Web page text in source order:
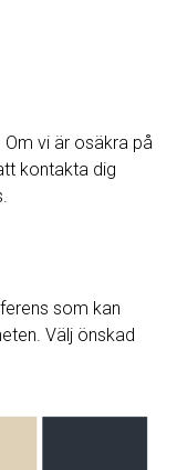
vi ​​är osäkra på
kontakta dig
som kan
Välj önskad